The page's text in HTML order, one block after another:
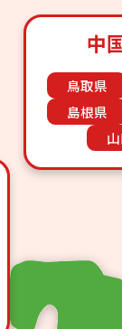
中
鳥取県
島根県